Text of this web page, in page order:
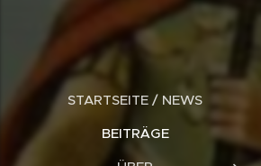
STARTSEITE / NEWS
BEITRÄGE